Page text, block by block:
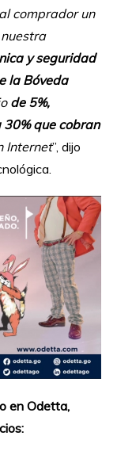
comprador un
y seguridad
la Bóveda
de 5%,
que cobran
Internet”, dijo
en Odetta,